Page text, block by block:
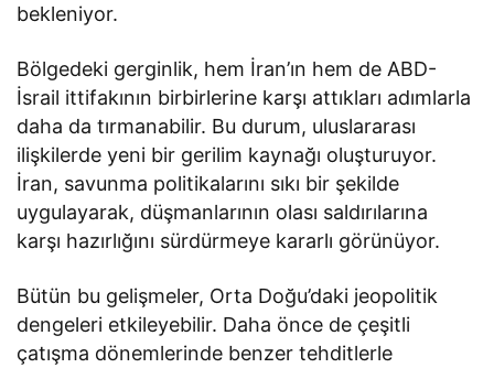
bekleniyor.
Bölgedeki gerginlik, hem İran’ın hem de ABD-
İsrail ittifakının birbirlerine karşı attıkları adımlarla
daha da tırmanabilir. Bu durum, uluslararası
ilişkilerde yeni bir gerilim kaynağı oluşturuyor.
İran, savunma politikalarını sıkı bir şekilde
uygulayarak, düşmanlarının olası saldırılarına
karşı hazırlığını sürdürmeye kararlı görünüyor.
Bütün bu gelişmeler, Orta Doğu’daki jeopolitik
dengeleri etkileyebilir. Daha önce de çeşitli
çatışma dönemlerinde benzer tehditlerle